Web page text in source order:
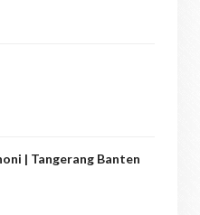
| Tangerang Banten